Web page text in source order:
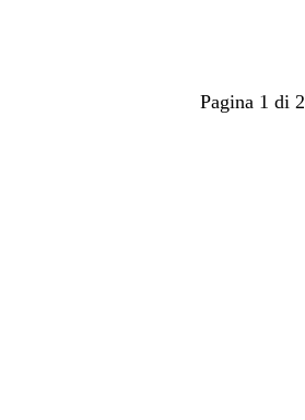
Pagina 1 di 2